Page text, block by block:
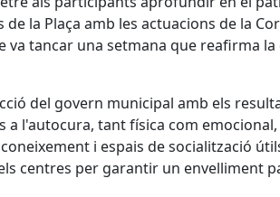
la Plaça amb les actuacions de la
tancar una setmana que reafirma
del govern municipal amb els
l'autocura, tant física com
i espais de socialització
centres per garantir un envelliment